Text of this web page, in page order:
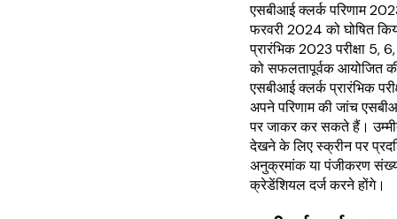
एसबीआई क्लर्क परिणाम
फरवरी 2024 को घोषित
प्रारंभिक 2023 परीक्षा 5,
को सफलतापूर्वक आयोजित
एसबीआई क्लर्क प्रारंभिक
अपने परिणाम की जांच
पर जाकर कर सकते हैं।
देखने के लिए स्क्रीन पर
अनुक्रमांक या पंजीकरण
क्रेडेंशियल दर्ज करने होंगे।